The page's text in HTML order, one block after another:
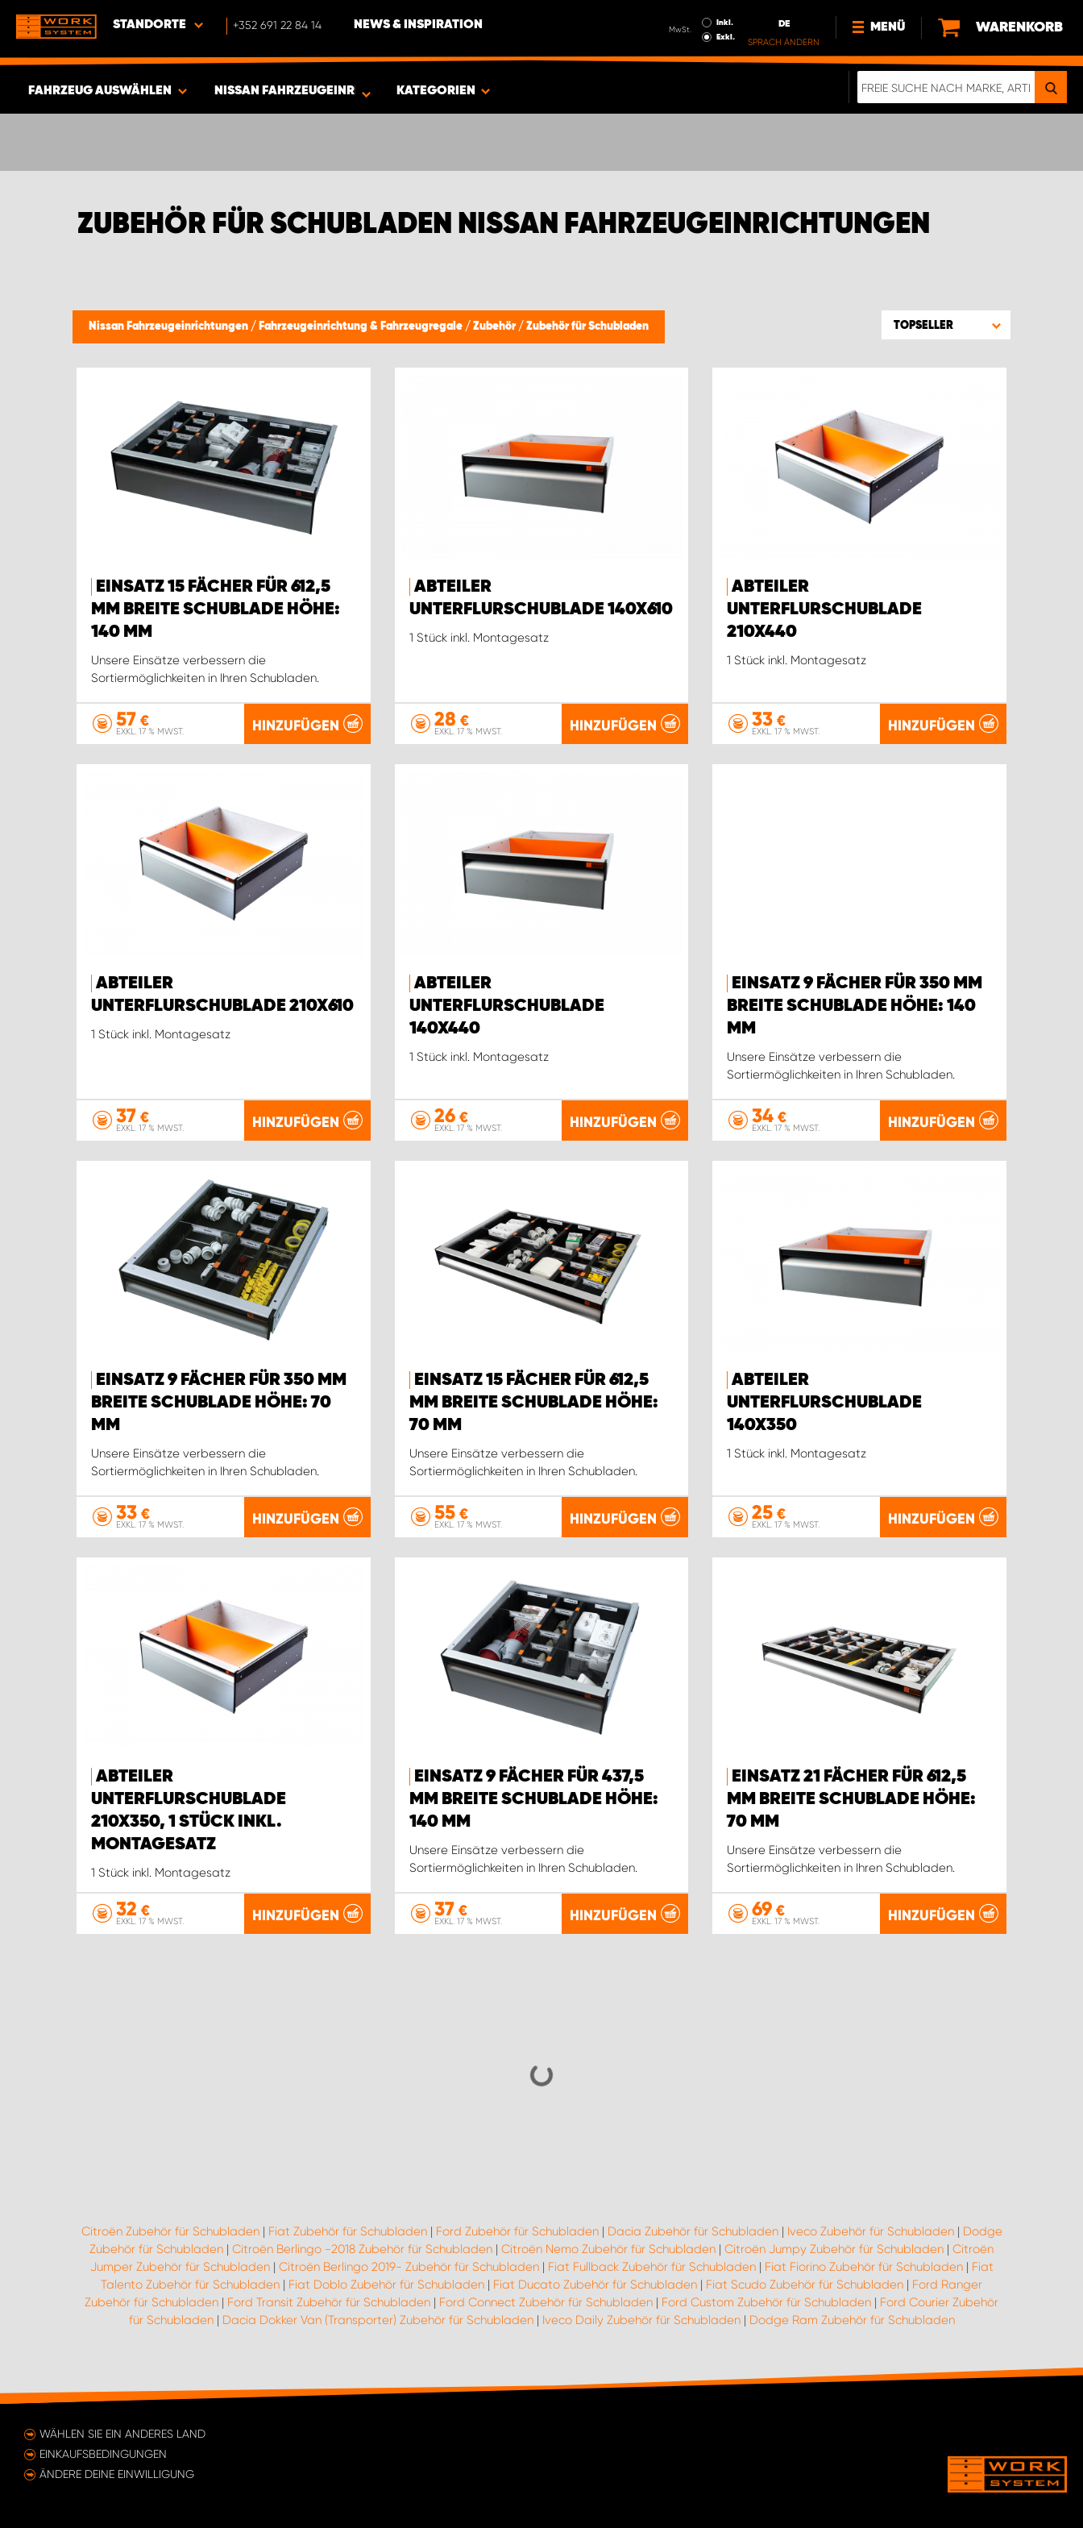
STANDORTE +352 691 22 84 14 NEWS & INSPIRATION MwSt.
Inkl.
Exkl.
DE
SPRACH ÄNDERN
MENÜ
NEWS
WARENKORB
FAHRZEUG AUSWÄHLEN
ARTIKEL
NISSAN FAHRZEUGEINRICHTUNGENKATEGORIEN
ZUBEHÖR FÜR SCHUBLADEN NISSAN FAHRZEUGEINRICHTUNGEN
Nissan Fahrzeugeinrichtungen / Fahrzeugeinrichtung & Fahrzeugregale / Zubehör / Zubehör für Schubladen TOPSELLER
EINSATZ 15 FÄCHER FÜR 612,5
MM BREITE SCHUBLADE HÖHE:
140 MM
Unsere Einsätze verbessern die
Sortiermöglichkeiten in Ihren Schubladen.
57 €
EXKL. 17 % MWST. HINZUFÜGEN
ABTEILER
UNTERFLURSCHUBLADE 140X610
1 Stück inkl. Montagesatz
28 €
EXKL. 17 % MWST. HINZUFÜGEN
ABTEILER
UNTERFLURSCHUBLADE
210X440
1 Stück inkl. Montagesatz
33 €
EXKL. 17 % MWST. HINZUFÜGEN
ABTEILER
UNTERFLURSCHUBLADE 210X610
1 Stück inkl. Montagesatz
37 €
EXKL. 17 % MWST. HINZUFÜGEN
ABTEILER
UNTERFLURSCHUBLADE
140X440
1 Stück inkl. Montagesatz
26€
EXKL. 17 % MWST. HINZUFÜGEN
EINSATZ 9 FÄCHER FÜR 350 MM
BREITE SCHUBLADE HÖHE: 140
MM
Unsere Einsätze verbessern die
Sortiermöglichkeiten in Ihren Schubladen.
34 €
EXKL. 17 % MWST. HINZUFÜGEN
EINSATZ 9 FÄCHER FÜR 350 MM
BREITE SCHUBLADE HÖHE: 70
MM
Unsere Einsätze verbessern die
Sortiermöglichkeiten in Ihren Schubladen.
33 €
EXKL. 17 % MWST. HINZUFÜGEN
EINSATZ 15 FÄCHER FÜR 612,5
MM BREITE SCHUBLADE HÖHE:
70 MM
Unsere Einsätze verbessern die
Sortiermöglichkeiten in Ihren Schubladen.
55€
EXKL. 17 % MWST. HINZUFÜGEN
ABTEILER
UNTERFLURSCHUBLADE
140X350
1 Stück inkl. Montagesatz
25 €
EXKL. 17 % MWST. HINZUFÜGEN
ABTEILER
UNTERFLURSCHUBLADE
210X350, 1 STÜCK INKL.
MONTAGESATZ
1 Stück inkl. Montagesatz
32 €
EXKL. 17 % MWST. HINZUFÜGEN
EINSATZ 9 FÄCHER FÜR 437,5
MM BREITE SCHUBLADE HÖHE:
140 MM
Unsere Einsätze verbessern die
Sortiermöglichkeiten in Ihren Schubladen.
37€
EXKL. 17 % MWST. HINZUFÜGEN
EINSATZ 21 FÄCHER FÜR 612,5
MM BREITE SCHUBLADE HÖHE:
70 MM
Unsere Einsätze verbessern die
Sortiermöglichkeiten in Ihren Schubladen.
69 €
EXKL. 17 % MWST. HINZUFÜGEN
Citroën Zubehör für Schubladen| Fiat Zubehör für Schubladen| Ford Zubehör für Schubladen| Dacia Zubehör für Schubladen| Iveco Zubehör für Schubladen| Dodge
Zubehör für Schubladen | Citroën Berlingo -2018 Zubehör für Schubladen | Citroën Nemo Zubehör für Schubladen | Citroën Jumpy Zubehör für Schubladen | Citroën
Jumper Zubehör für Schubladen| Citroën Berlingo 2019- Zubehör für Schubladen| Fiat Fullback Zubehör für Schubladen| Fiat Fiorino Zubehör für Schubladen| Fiat
Talento Zubehör für Schubladen | Fiat Doblo Zubehör für Schubladen | Fiat Ducato Zubehör für Schubladen | Fiat Scudo Zubehör für Schubladen | Ford Ranger
Zubehör für Schubladen | Ford Transit Zubehör für Schubladen | Ford Connect Zubehör für Schubladen | Ford Custom Zubehör für Schubladen | Ford Courier Zubehör
für Schubladen| Dacia Dokker Van (Transporter) Zubehör für Schubladen| Iveco Daily Zubehör für Schubladen| Dodge Ram Zubehör für Schubladen
WÄHLEN SIE EIN ANDERES LAND
EINKAUFSBEDINGUNGEN
ÄNDERE DEINE EINWILLIGUNG